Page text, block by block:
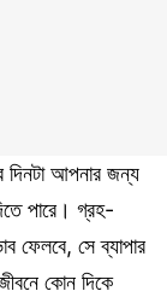
আপনার জন্য
পারে। গ্রহ-
ফেলবে, সে ব্যাপার
কোন দিকে